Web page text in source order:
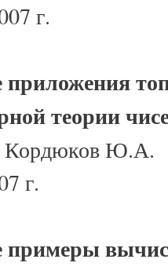
г.
теории
Кордюков Ю.А.
г.